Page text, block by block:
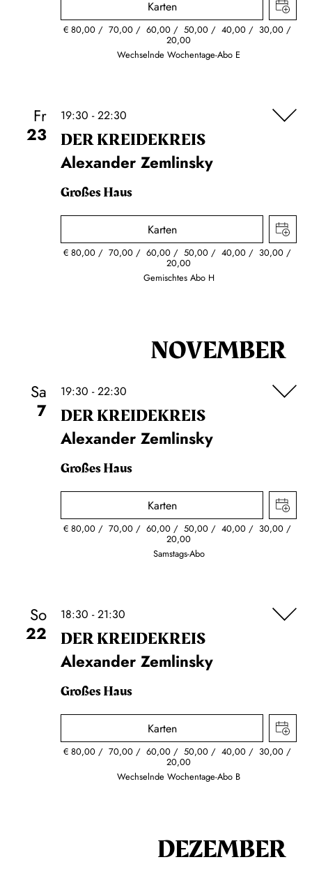
Karten
€80,00 70,00 60,00 50,00 40,00 30,00
20,00
Wechselnde Wochentage-Abo E
Fr
23
19:30 - 22:30
DER KREIDE­KREIS
Alexander Zemlinsky
Großes Haus
Karten
€80,00 70,00 60,00 50,00 40,00 30,00
20,00
Gemischtes Abo H
NOVEMBER
Sa
7
19:30 - 22:30
DER KREIDE­KREIS
Alexander Zemlinsky
Großes Haus
Karten
€80,00 70,00 60,00 50,00 40,00 30,00
20,00
Samstags-Abo
So
22
18:30 - 21:30
DER KREIDE­KREIS
Alexander Zemlinsky
Großes Haus
Karten
€80,00 70,00 60,00 50,00 40,00 30,00
20,00
Wechselnde Wochentage-Abo B
DEZEMBER